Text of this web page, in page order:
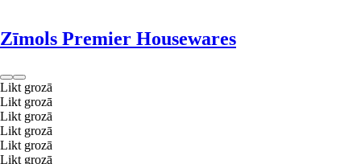
Zīmols Premier Housewares
Likt grozā
Likt grozā
Likt grozā
Likt grozā
Likt grozā
Likt grozā